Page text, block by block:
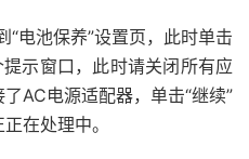
“电池保养”设置页，此时单击
示窗口，此时请关闭所有应
AC电源适配器，单击“继续”
在处理中。